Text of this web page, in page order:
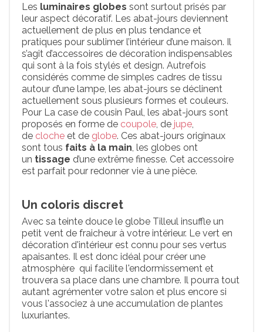
Les luminaires globes sont surtout prisés par
leur aspect décoratif. Les abat-jours deviennent
actuellement de plus en plus tendance et
pratiques pour sublimer l’intérieur d’une maison. Il
s’agit d’accessoires de décoration indispensables
qui sont à la fois stylés et design. Autrefois
considérés comme de simples cadres de tissu
autour d’une lampe, les abat-jours se déclinent
actuellement sous plusieurs formes et couleurs.
Pour La case de cousin Paul, les abat-jours sont
proposés en forme de coupole, de jupe,
de cloche et de globe. Ces abat-jours originaux
sont tous faits à la main, les globes ont
un tissage d’une extrême finesse. Cet accessoire
est parfait pour redonner vie à une pièce.
Un coloris discret
Avec sa teinte douce le globe Tilleul insuffle un
petit vent de fraicheur à votre intérieur. Le vert en
décoration d'intérieur est connu pour ses vertus
apaisantes. Il est donc idéal pour créer une
atmosphère qui facilite l'endormissement et
trouvera sa place dans une chambre. Il pourra tout
autant agrémenter votre salon et plus encore si
vous l'associez à une accumulation de plantes
luxuriantes.